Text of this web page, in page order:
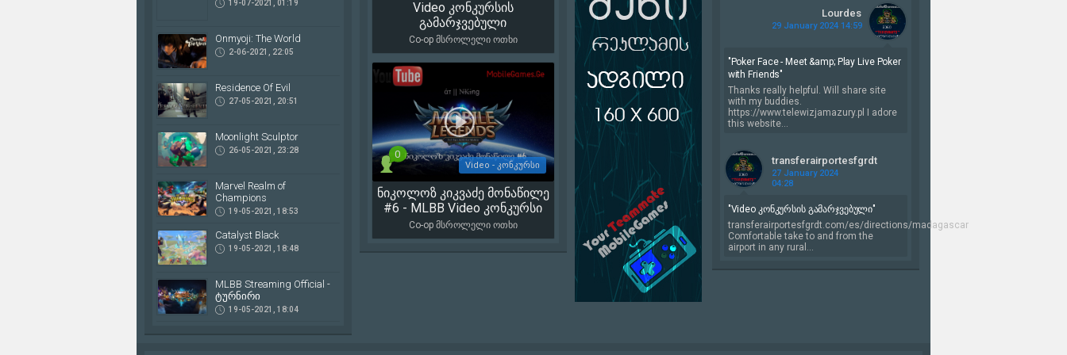
19-07-2021, 01:19
Onmyoji: The World
2-06-2021, 22:05
Residence Of Evil
27-05-2021, 20:51
Moonlight Sculptor
26-05-2021, 23:28
Marvel Realm of
Champions
19-05-2021, 18:53
Catalyst Black
19-05-2021, 18:48
MLBB Streaming Official -
ტურნირი
19-05-2021, 18:04
17 398
Video კონკურსის
გამარჯვებული
Co-op მსროლელი ოთხი
0
2 063
Video - კონკურსი
ნიკოლოზ კიკვაძე მონაწილე
#6 - MLBB Video კონკურსი
Co-op მსროლელი ოთხი
"Poker Face - Meet &amp; Play Live Poker
with Friends"
Thanks really helpful. Will share site
with my buddies.
https://www.telewizjamazury.pl I adore
this website...
Lourdes
29 January 2024 14:59
"Video კონკურსის გამარჯვებული"
transferairportesfgrdt.com/es/directions/madagascar
Comfortable take to and from the
airport in any rural...
transferairportesfgrdt
27 January 2024
04:28